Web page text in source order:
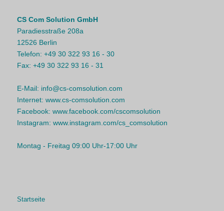
CS Com Solution GmbH
Paradiesstraße 208a
12526 Berlin
Telefon: +49 30 322 93 16 - 30
Fax: +49 30 322 93 16 - 31
E-Mail: info@cs-comsolution.com
Internet: www.cs-comsolution.com
Facebook: www.facebook.com/cscomsolution
Instagram: www.instagram.com/cs_comsolution
Montag - Freitag 09:00 Uhr-17:00 Uhr
Startseite